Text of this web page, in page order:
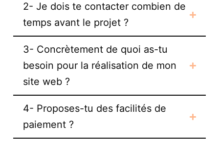
2- Je dois te contacter combien de
temps avant le projet ?
3- Concrètement de quoi as-tu
besoin pour la réalisation de mon
site web ?
4- Proposes-tu des facilités de
paiement ?